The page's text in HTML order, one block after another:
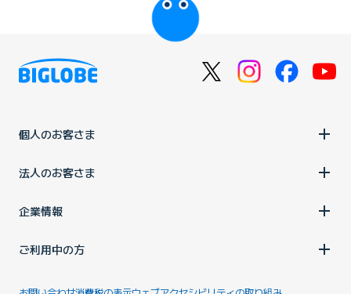
個人のお客さま
法人のお客さま
企業情報
ご利用中の方